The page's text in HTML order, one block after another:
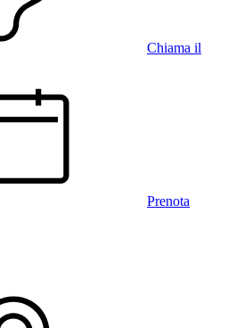
Chiama il
Prenota